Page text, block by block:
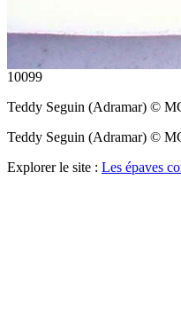
10099
Teddy Seguin (Adramar) ©
Teddy Seguin (Adramar) ©
Explorer le site : Les épaves